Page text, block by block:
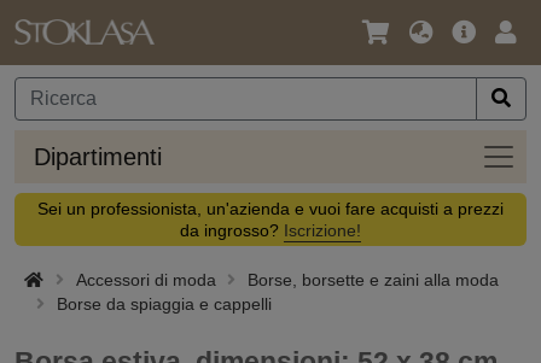
Lingua
Valuta
Offerta
Dipartimenti
Sei un professionista, un'azienda e vuoi fare acquisti a prezzi
da ingrosso? Iscrizione!
Accessori di moda
Borse, borsette e zaini alla moda
Borse da spiaggia e cappelli